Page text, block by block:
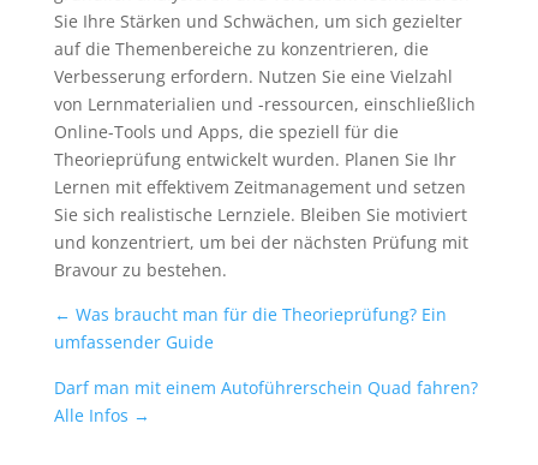
Sie Ihre Stärken und Schwächen, um sich gezielter
auf die Themenbereiche zu konzentrieren, die
Verbesserung erfordern. Nutzen Sie eine Vielzahl
von Lernmaterialien und -ressourcen, einschließlich
Online-Tools und Apps, die speziell für die
Theorieprüfung entwickelt wurden. Planen Sie Ihr
Lernen mit effektivem Zeitmanagement und setzen
Sie sich realistische Lernziele. Bleiben Sie motiviert
und konzentriert, um bei der nächsten Prüfung mit
Bravour zu bestehen.
← Was braucht man für die Theorieprüfung? Ein
umfassender Guide
Darf man mit einem Autoführerschein Quad fahren?
Alle Infos →